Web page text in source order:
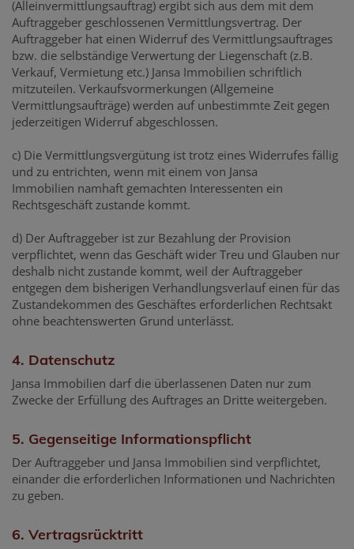
(Alleinvermittlungsauftrag) ergibt sich aus dem mit dem
Auftraggeber geschlossenen Vermittlungsvertrag. Der
Auftraggeber hat einen Widerruf des Vermittlungsauftrages
bzw. die selbständige Verwertung der Liegenschaft (z.B.
Verkauf, Vermietung etc.) Jansa Immobilien schriftlich
mitzuteilen. Verkaufsvormerkungen (Allgemeine
Vermittlungsaufträge) werden auf unbestimmte Zeit gegen
jederzeitigen Widerruf abgeschlossen.
c) Die Vermittlungsvergütung ist trotz eines Widerrufes fällig
und zu entrichten, wenn mit einem von Jansa
Immobilien namhaft gemachten Interessenten ein
Rechtsgeschäft zustande kommt.
d) Der Auftraggeber ist zur Bezahlung der Provision
verpflichtet, wenn das Geschäft wider Treu und Glauben nur
deshalb nicht zustande kommt, weil der Auftraggeber
entgegen dem bisherigen Verhandlungsverlauf einen für das
Zustandekommen des Geschäftes erforderlichen Rechtsakt
ohne beachtenswerten Grund unterlässt.
4. Datenschutz
Jansa Immobilien darf die überlassenen Daten nur zum
Zwecke der Erfüllung des Auftrages an Dritte weitergeben.
5. Gegenseitige Informationspflicht
Der Auftraggeber und Jansa Immobilien sind verpflichtet,
einander die erforderlichen Informationen und Nachrichten
zu geben.
6. Vertragsrücktritt